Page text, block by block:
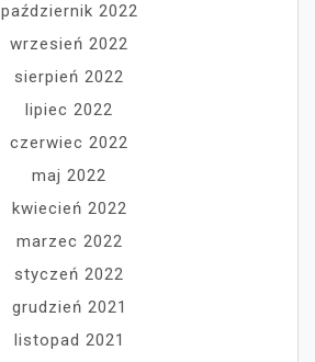
październik 2022
wrzesień 2022
sierpień 2022
lipiec 2022
czerwiec 2022
maj 2022
kwiecień 2022
marzec 2022
styczeń 2022
grudzień 2021
listopad 2021